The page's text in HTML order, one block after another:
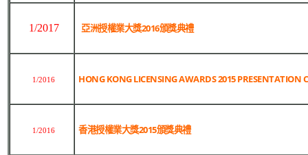
1/2017 亞洲授權業大獎2016頒獎典禮
1/2016 HONG KONG LICENSING AWARDS 2015 PRESENTATION
1/2016 香港授權業大獎2015頒獎典禮